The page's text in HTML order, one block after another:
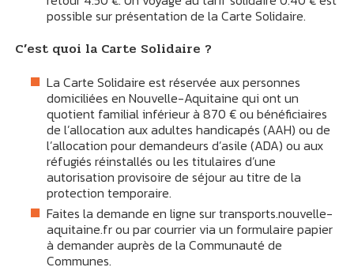
possible sur présentation de la Carte Solidaire.
C’est quoi la Carte Solidaire ?
La Carte Solidaire est réservée aux personnes
domiciliées en Nouvelle-Aquitaine qui ont un
quotient familial inférieur à 870 € ou bénéficiaires
de l’allocation aux adultes handicapés (AAH) ou de
l’allocation pour demandeurs d’asile (ADA) ou aux
réfugiés réinstallés ou les titulaires d’une
autorisation provisoire de séjour au titre de la
protection temporaire.
Faites la demande en ligne sur transports.nouvelle-
aquitaine.fr ou par courrier via un formulaire papier
à demander auprès de la Communauté de
Communes.